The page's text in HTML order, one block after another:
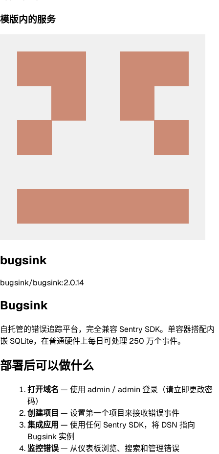
模版内的服务
bugsink
bugsink/bugsink:2.0.14
Bugsink
自托管的错误追踪平台，完全兼容 Sentry SDK。单容器搭配内
嵌 SQLite，在普通硬件上每日可处理 250 万个事件。
部署后可以做什么
打开域名 — 使用 admin / admin 登录（请立即更改密
码）
创建项目 — 设置第一个项目来接收错误事件
集成应用 — 使用任何 Sentry SDK，将 DSN 指向
Bugsink 实例
监控错误— 从仪表板浏览、搜索和管理错误